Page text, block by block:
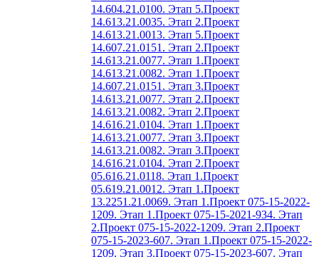
14.604.21.0100. Этап 5.Проект
14.613.21.0035. Этап 2.Проект
14.613.21.0013. Этап 5.Проект
14.607.21.0151. Этап 2.Проект
14.613.21.0077. Этап 1.Проект
14.613.21.0082. Этап 1.Проект
14.607.21.0151. Этап 3.Проект
14.613.21.0077. Этап 2.Проект
14.613.21.0082. Этап 2.Проект
14.616.21.0104. Этап 1.Проект
14.613.21.0077. Этап 3.Проект
14.613.21.0082. Этап 3.Проект
14.616.21.0104. Этап 2.Проект
05.616.21.0118. Этап 1.Проект
05.619.21.0012. Этап 1.Проект
13.2251.21.0069. Этап 1.Проект 075-15-2022-
1209. Этап 1.Проект 075-15-2021-934. Этап
2.Проект 075-15-2022-1209. Этап 2.Проект
075-15-2023-607. Этап 1.Проект 075-15-2022-
1209. Этап 3.Проект 075-15-2023-607. Этап